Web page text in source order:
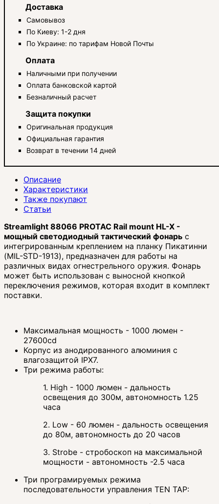
Доставка
Самовывоз
По Киеву: 1-2 дня
По Украине: по тарифам Новой Почты
Оплата
Наличными при получении
Оплата банковской картой
Безналичный расчет
Защита покупки
Оригинальная продукция
Официальная гарантия
Возврат в течении 14 дней
Описание
Характеристики
Также покупают
Статьи
Streamlight 88066 PROTAC Rail mount HL-X -
мощный светодиодный тактический фонарь с
интегрированным креплением на планку Пикатинни
(MIL-STD-1913), предназначен для работы на
различных видах огнестрельного оружия. Фонарь
может быть использован с выносной кнопкой
переключения режимов, которая входит в комплект
поставки.
Максимальная мощность - 1000 люмен -
27600cd
Корпус из анодированного алюминия с
влагозащитой IPX7.
Три режима работы:
1. High - 1000 люмен - дальность
освещения до 300м, автономность 1.25
часа
2. Low - 60 люмен - дальность освещения
до 80м, автономность до 20 часов
3. Strobe - стробоскоп на максимальной
мощности - автономность -2.5 часа
Три програмируемых режима
последовательности управления TEN TAP: